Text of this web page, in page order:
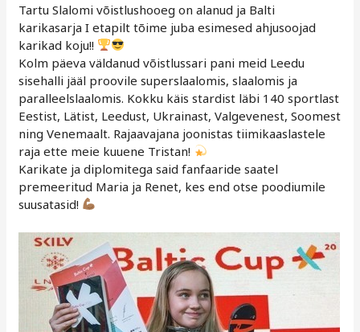
Tartu Slalomi võistlushooeg on alanud ja Balti
karikasarja I etapilt tõime juba esimesed ahjusoojad
karikad koju!!
Kolm päeva väldanud võistlussari pani meid Leedu
sisehalli jääl proovile superslaalomis, slaalomis ja
paralleelslaalomis. Kokku käis stardist läbi 140 sportlast
Eestist, Lätist, Leedust, Ukrainast, Valgevenest, Soomest
ning Venemaalt. Rajaavajana joonistas tiimikaaslastele
raja ette meie kuuene Tristan!
Karikate ja diplomitega said fanfaaride saatel
premeeritud Maria ja Renet, kes end otse poodiumile
suusatasid!